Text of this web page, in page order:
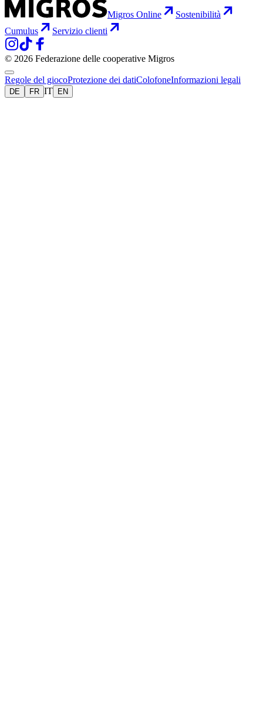
Migros Online
Sostenibilità
Cumulus
Servizio clienti
© 2026 Federazione delle cooperative Migros
Regole del giocoProtezione dei datiColofoneInformazioni legali
DE FR IT EN